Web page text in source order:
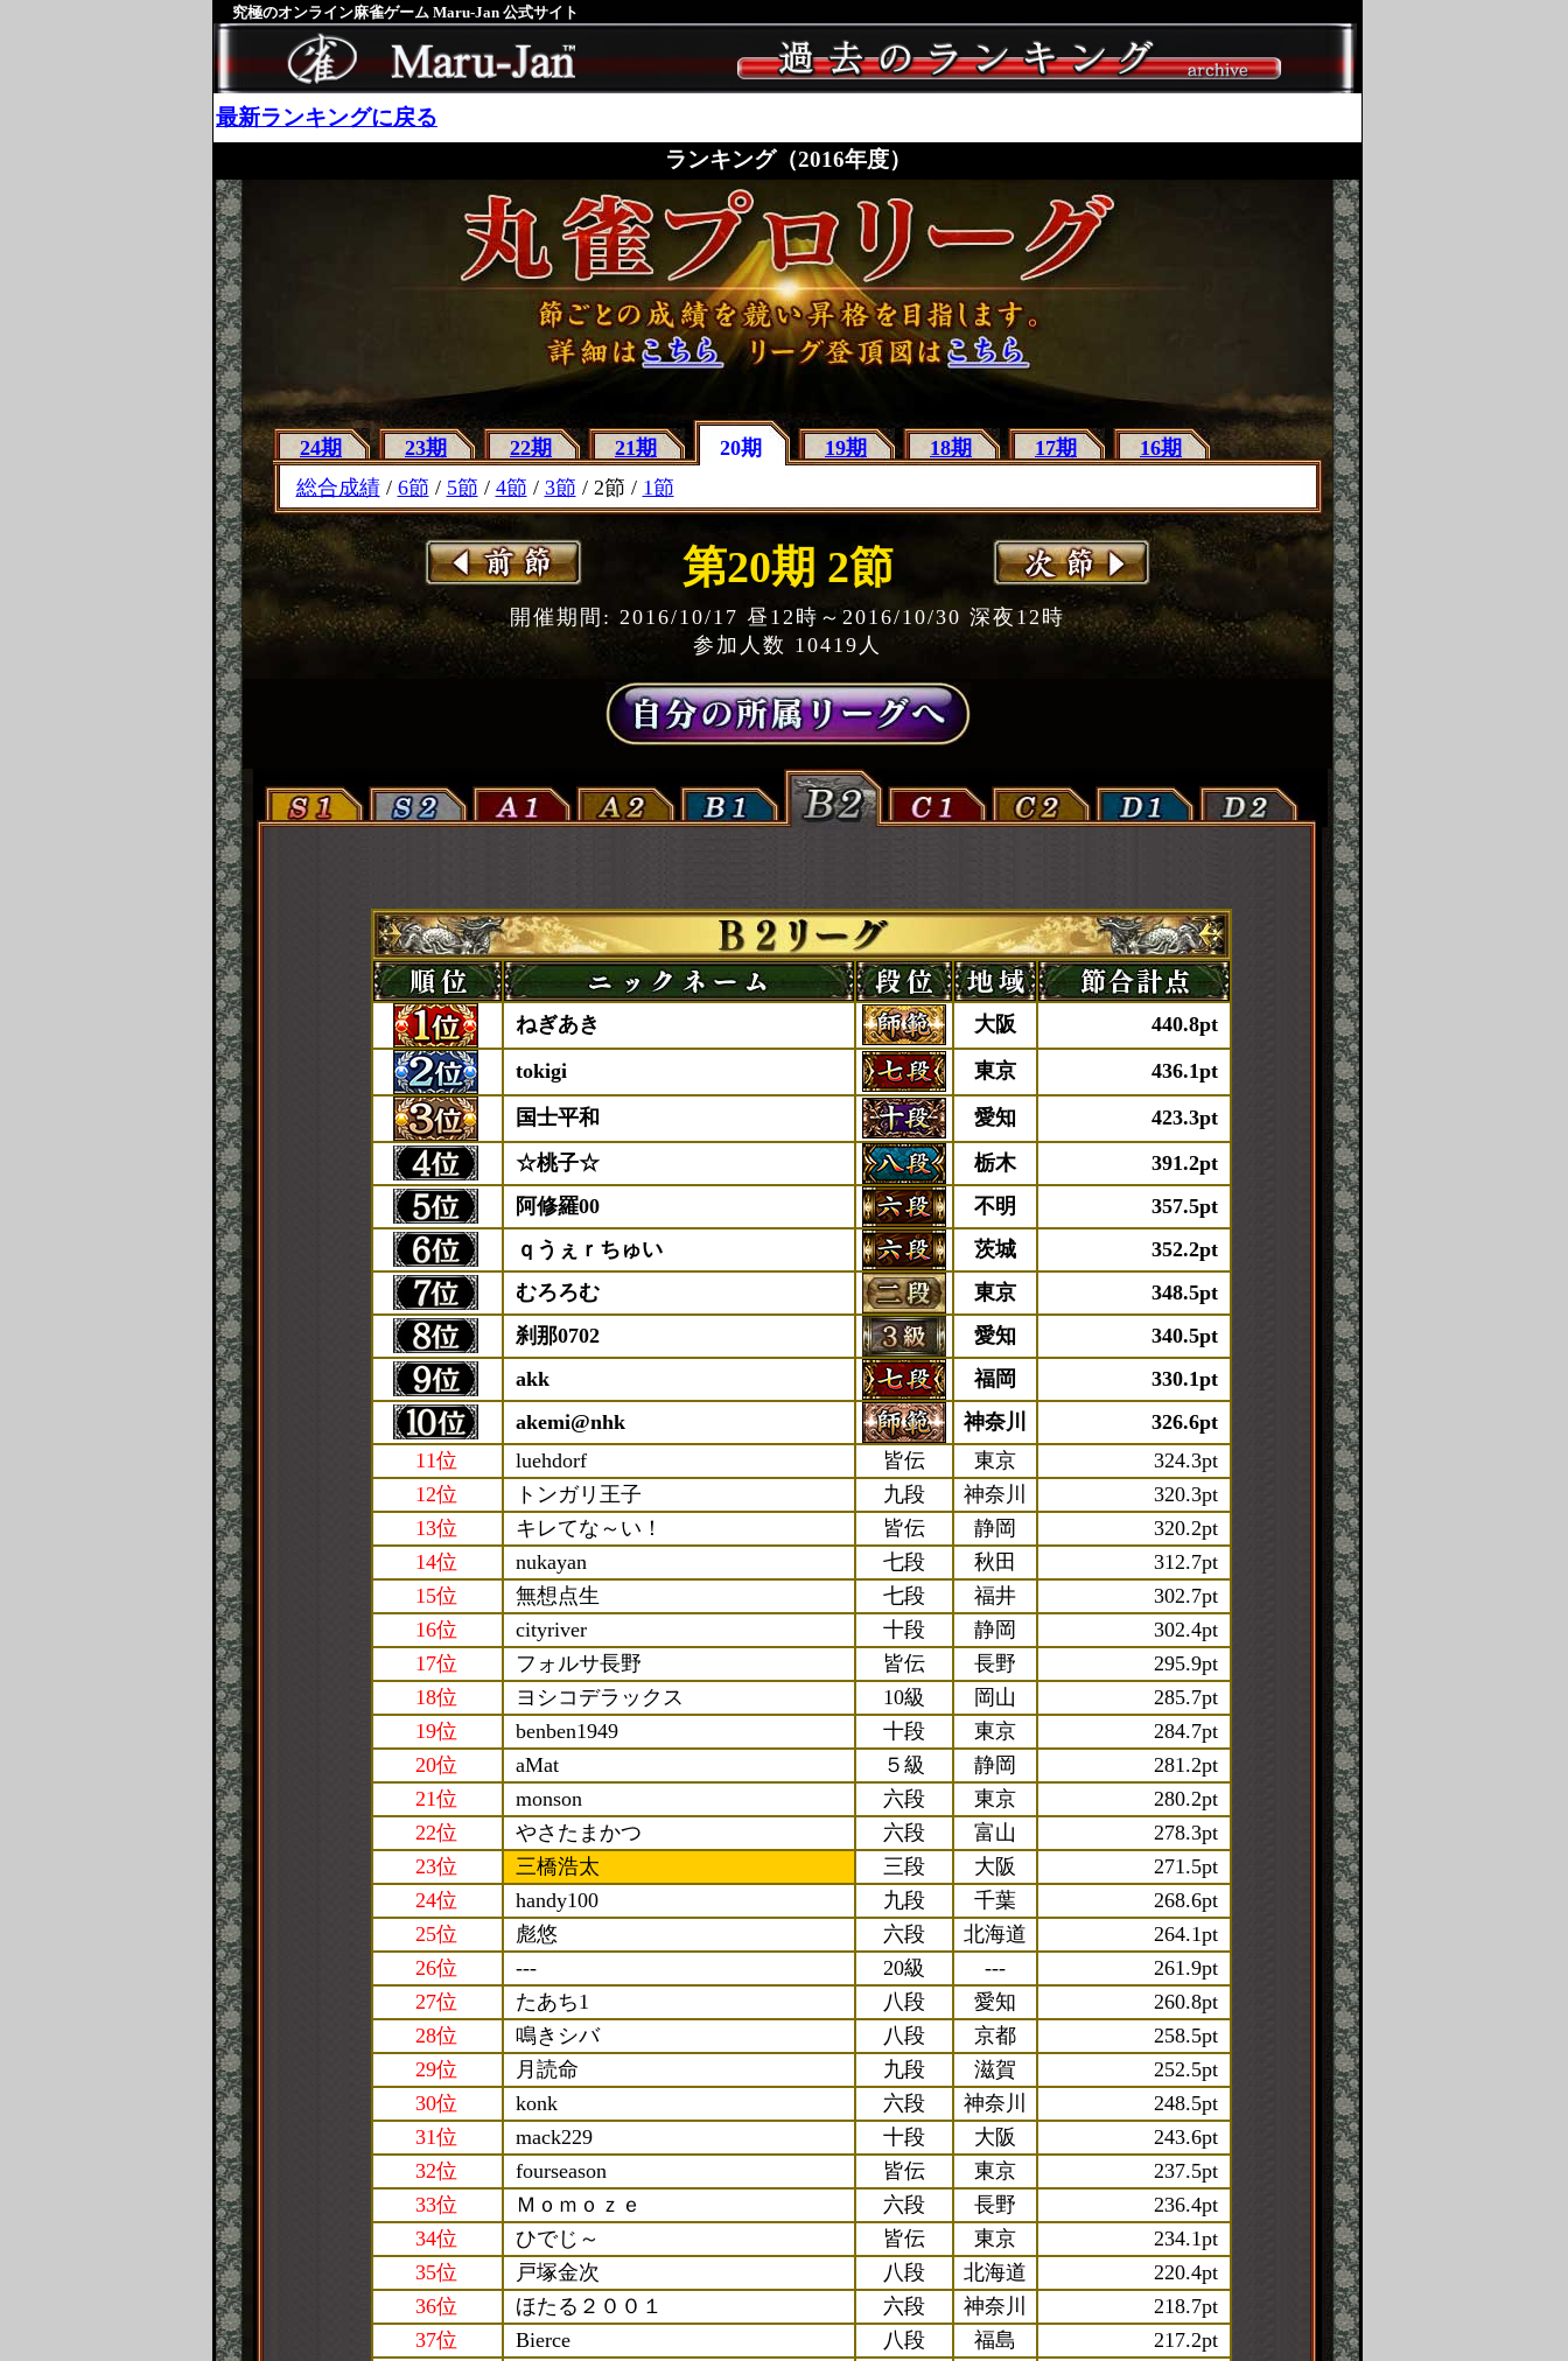
究極のオンライン麻雀ゲーム Maru-Jan 公式サイト
最新ランキングに戻る
ランキング（2016年度）
24期 23期 22期 21期 20期 19期 18期 17期
16期
総合成績/ 6節 / 5節 / 4節 / 3節 / 2節 / 1節
第20期 2節
開催期間: 2016/10/17 昼12時～2016/10/30 深夜12時
参加人数 10419人
ねぎあき 大阪
440.8pt
tokigi
東京
436.1pt
国士平和
愛知
423.3pt
☆桃子☆
栃木
391.2pt
阿修羅00
不明
357.5pt
ｑうぇｒちゅい
茨城
352.2pt
むろろむ
東京
348.5pt
刹那0702
愛知
340.5pt
akk
福岡
330.1pt
akemi@nhk
神奈川
326.6pt
11位
luehdorf 皆伝 東京
324.3pt
12位
トンガリ王子 九段 神奈川
320.3pt
13位
キレてな～い！ 皆伝 静岡
320.2pt
14位
nukayan 七段 秋田
312.7pt
15位
無想点生 七段 福井
302.7pt
16位
cityriver 十段 静岡
302.4pt
17位
フォルサ長野 皆伝 長野
295.9pt
18位
ヨシコデラックス 10級 岡山
285.7pt
19位
benben1949 十段 東京
284.7pt
20位
aMat ５級 静岡
281.2pt
21位
monson 六段 東京
280.2pt
22位
やさたまかつ 六段 富山
278.3pt
23位
三橋浩太 三段 大阪
271.5pt
24位
handy100 九段 千葉
268.6pt
25位
彪悠 六段 北海道
264.1pt
26位
--- 20級 ---
261.9pt
27位
たあち1 八段 愛知
260.8pt
28位
鳴きシバ 八段 京都
258.5pt
29位
月読命 九段 滋賀
252.5pt
30位
konk 六段 神奈川
248.5pt
31位
mack229 十段 大阪
243.6pt
32位
fourseason 皆伝 東京
237.5pt
33位
Ｍｏｍｏｚｅ 六段 長野
236.4pt
34位
ひでじ～ 皆伝 東京
234.1pt
35位
戸塚金次 八段 北海道
220.4pt
36位
ほたる２００１ 六段 神奈川
218.7pt
37位
Bierce 八段 福島
217.2pt